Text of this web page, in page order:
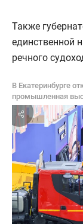
Также
единственной
речного
В Екатеринбурге
промышленная